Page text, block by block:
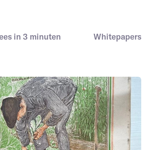
vastgoed
in 3 minuten Whitepapers